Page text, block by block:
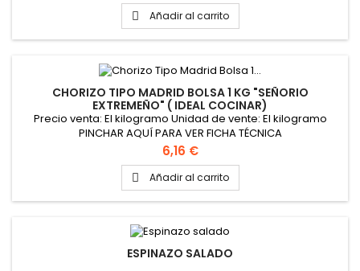
 Añadir al carrito
CHORIZO TIPO MADRID BOLSA 1 KG "SEÑORIO
EXTREMEÑO" ( IDEAL COCINAR)
Precio venta: El kilogramo Unidad de vente: El kilogramo
PINCHAR AQUÍ PARA VER FICHA TÉCNICA
Precio
6,16 €
 Añadir al carrito
ESPINAZO SALADO